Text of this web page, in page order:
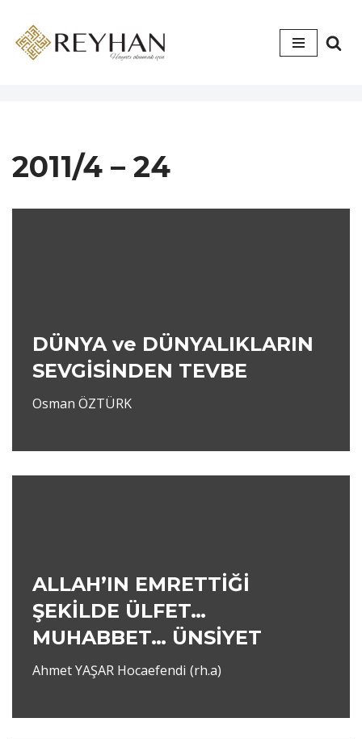
İçeriğe
2011/4 – 24
DÜNYA ve DÜNYALIKLARIN
SEVGİSİNDEN TEVBE
Osman ÖZTÜRK
ALLAH’IN EMRETTİĞİ
ŞEKİLDE ÜLFET…
MUHABBET… ÜNSİYET
Ahmet YAŞAR Hocaefendi (rh.a)